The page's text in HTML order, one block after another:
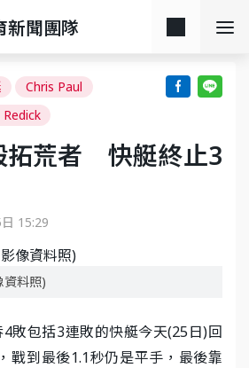
新聞團隊
Chris Paul
Redick
拓荒者 快艇終止3
15:29
資料照)
敗包括3連敗的快艇今天(25日)回
戰到最後1.1秒仍是平手，最後靠